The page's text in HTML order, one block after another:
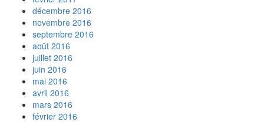
décembre 2016
novembre 2016
septembre 2016
août 2016
juillet 2016
juin 2016
mai 2016
avril 2016
mars 2016
février 2016